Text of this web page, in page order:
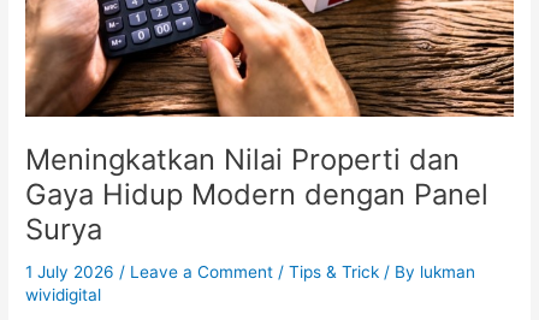
Meningkatkan Nilai Properti dan
Gaya Hidup Modern dengan Panel
Surya
1 July 2026 / Leave a Comment /Tips & Trick / By lukman
wividigital
Panel
Surya